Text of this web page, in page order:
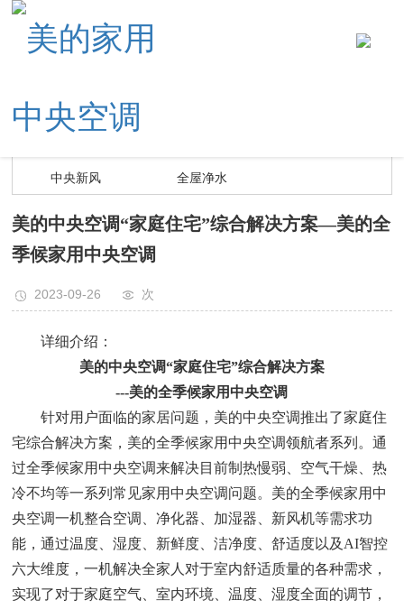
您当前的位置 ： 首页> 解决方案
中央新风 全屋净水
美的中央空调“家庭住宅”综合解决方案—美的全
季候家用中央空调
2023-09-26 次
详细介绍：
美的中央空调“家庭住宅”综合解决方案
---美的全季候家用中央空调
针对用户面临的家居问题，美的中央空调推出了家庭住
宅综合解决方案，美的全季候家用中央空调领航者系列。通
过全季候家用中央空调来解决目前制热慢弱、空气干燥、热
冷不均等一系列常见家用中央空调问题。美的全季候家用中
央空调一机整合空调、净化器、加湿器、新风机等需求功
能，通过温度、湿度、新鲜度、洁净度、舒适度以及AI智控
六大维度，一机解决全家人对于室内舒适质量的各种需求，
实现了对于家庭空气、室内环境、温度、湿度全面的调节，